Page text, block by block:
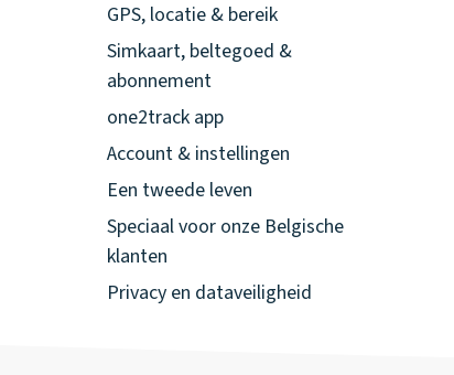
GPS, locatie & bereik
Simkaart, beltegoed &
abonnement
one2track app
Account & instellingen
Een tweede leven
Speciaal voor onze Belgische
klanten
Privacy en dataveiligheid